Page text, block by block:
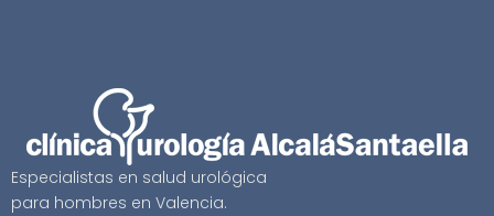
Especialistas en salud urológica
para hombres en Valencia.